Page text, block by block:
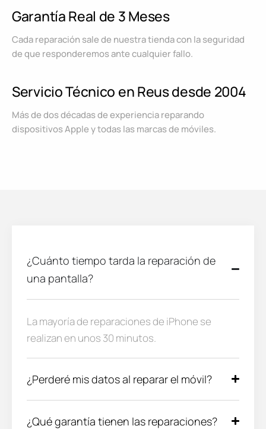
Garantía Real de 3 Meses
Cada reparación sale de nuestra tienda con la seguridad
de que responderemos ante cualquier fallo.
Servicio Técnico en Reus desde 2004
Más de dos décadas de experiencia reparando
dispositivos Apple y todas las marcas de móviles.
¿Cuánto tiempo tarda la reparación de
una pantalla?
La mayoría de reparaciones de iPhone se
realizan en unos 30 minutos.
¿Perderé mis datos al reparar el móvil?
¿Qué garantía tienen las reparaciones?